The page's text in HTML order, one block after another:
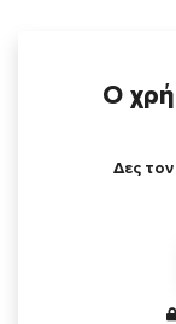
Ο
Δες τον